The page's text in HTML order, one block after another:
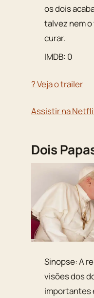
os dois
talvez nem
curar.
IMDB: 0
? Veja o trailer
Assistir na
Dois
Sinopse: A
visões dos
importantes